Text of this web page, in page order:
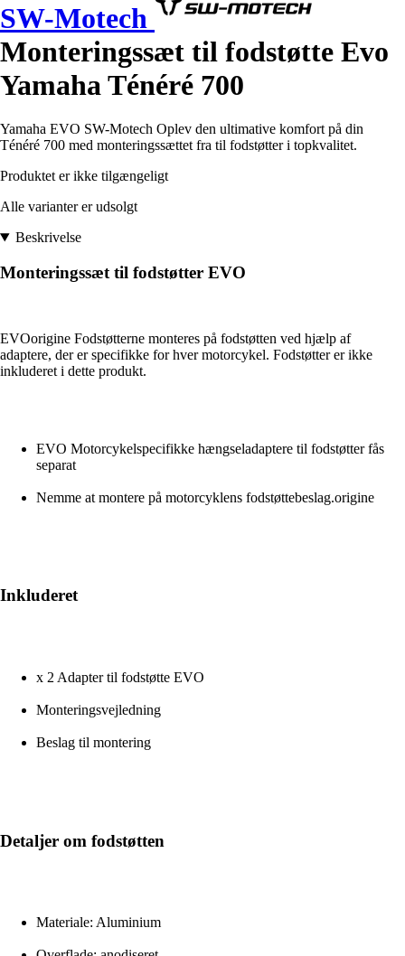
SW-Motech
Monteringssæt til fodstøtte Evo
Yamaha Ténéré 700
Yamaha EVO SW-Motech Oplev den ultimative komfort på din
Ténéré 700 med monteringssættet fra til fodstøtter i topkvalitet.
Produktet er ikke tilgængeligt
Alle varianter er udsolgt
Beskrivelse
Monteringssæt til fodstøtter EVO
EVOorigine Fodstøtterne monteres på fodstøtten ved hjælp af
adaptere, der er specifikke for hver motorcykel. Fodstøtter er ikke
inkluderet i dette produkt.
EVO Motorcykelspecifikke hængseladaptere til fodstøtter fås
separat
Nemme at montere på motorcyklens fodstøttebeslag.origine
Inkluderet
x 2 Adapter til fodstøtte EVO
Monteringsvejledning
Beslag til montering
Detaljer om fodstøtten
Materiale: Aluminium